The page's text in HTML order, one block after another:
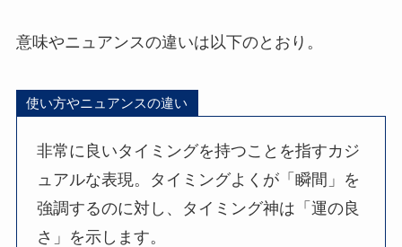
意味やニュアンスの違いは以下のとおり。
使い方やニュアンスの違い
非常に良いタイミングを持つことを指すカジ
ュアルな表現。タイミングよくが「瞬間」を
強調するのに対し、タイミング神は「運の良
さ」を示します。